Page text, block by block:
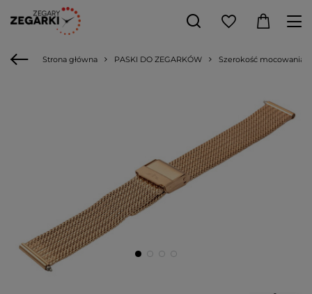
Strona główna PASKI DO ZEGARKÓW Szerokość mocowania